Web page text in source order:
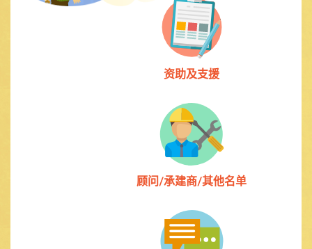
资助及支援
顾问/承建商/其他名单